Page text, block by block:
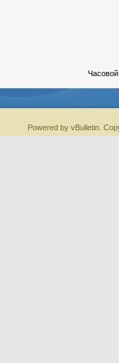
Powered by vBulletin.